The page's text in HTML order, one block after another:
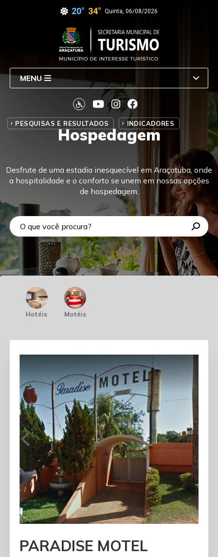
20° 34° Quinta, 06/08/2026
MENU
PESQUISAS E RESULTADOS INDICADORES
Hospedagem
Desfrute de uma estadia inesquecível em Araçatuba, onde
a hospitalidade e o conforto se unem em nossas opções
de hospedagem.
Hotéis Motéis
PARADISE MOTEL